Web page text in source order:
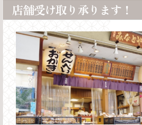
店舗受け取り承ります！